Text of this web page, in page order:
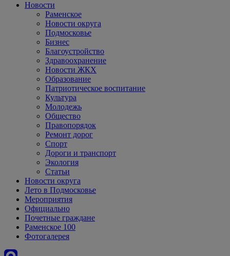
Новости
Раменское
Новости округа
Подмосковье
Бизнес
Благоустройство
Здравоохранение
Новости ЖКХ
Образование
Патриотическое воспитание
Культура
Молодежь
Общество
Правопорядок
Ремонт дорог
Спорт
Дороги и транспорт
Экология
Статьи
Новости округа
Лето в Подмосковье
Мероприятия
Официально
Почетные граждане
Раменское 100
Фотогалерея